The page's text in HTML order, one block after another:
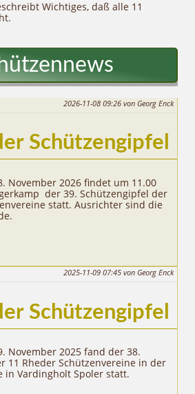
Wichtiges, daß alle 11
2026-11-08 09:26 von Georg Enck
Schützengipfel
November 2026 findet um 11.00
der 39. Schützengipfel der
statt. Ausrichter sind die
2025-11-09 07:45 von Georg Enck
Schützengipfel
November 2025 fand der 38.
11 Rheder Schützenvereine in der
in Vardingholt Spoler statt.